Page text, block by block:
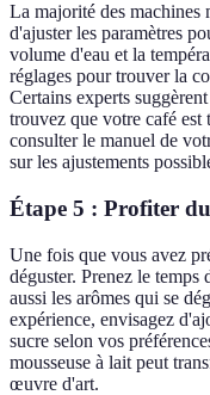
La majorité des machines
d'ajuster les paramètres
volume d'eau et la
réglages pour trouver la
Certains experts
trouvez que votre café est
consulter le manuel de
sur les ajustements
Étape 5 : Profiter
Une fois que vous avez
déguster. Prenez le
aussi les arômes qui se
expérience, envisagez
sucre selon vos
mousseuse à lait peut
œuvre d'art.